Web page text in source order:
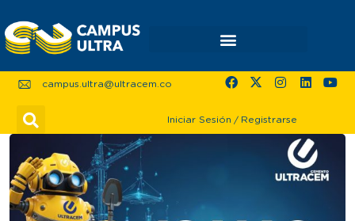
campus.ultra@ultracem.co
Iniciar Sesión / Registrarse